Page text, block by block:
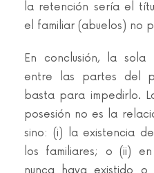
la retención sería el
el familiar (abuelos) no
En conclusión, la
entre las partes del
basta para impedirlo.
posesión no es la
sino: (i) la existencia
los familiares; o (ii)